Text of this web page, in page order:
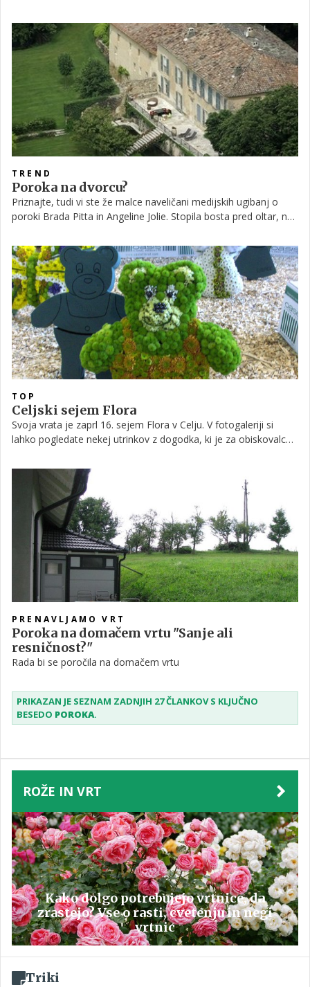
tedne. V prispevku si oglejte nekaj utrinkov z enega od
tamkajšnjih otokov!
TREND
Poroka na dvorcu?
Priznajte, tudi vi ste že malce naveličani medijskih ugibanj o
poroki Brada Pitta in Angeline Jolie. Stopila bosta pred oltar, ne
da gre zares!
TOP
Celjski sejem Flora
Svoja vrata je zaprl 16. sejem Flora v Celju. V fotogaleriji si
lahko pogledate nekej utrinkov z dogodka, ki je za obiskovalce
PRENAVLJAMO VRT
Poroka na domačem vrtu "Sanje ali
resničnost?"
Rada bi se poročila na domačem vrtu
PRIKAZAN JE SEZNAM ZADNJIH 27 ČLANKOV S KLJUČNO
BESEDO POROKA.
ROŽE IN VRT
Kako dolgo potrebujejo vrtnice, da
zrastejo? Vse o rasti, cvetenju in negi
vrtnic
Triki